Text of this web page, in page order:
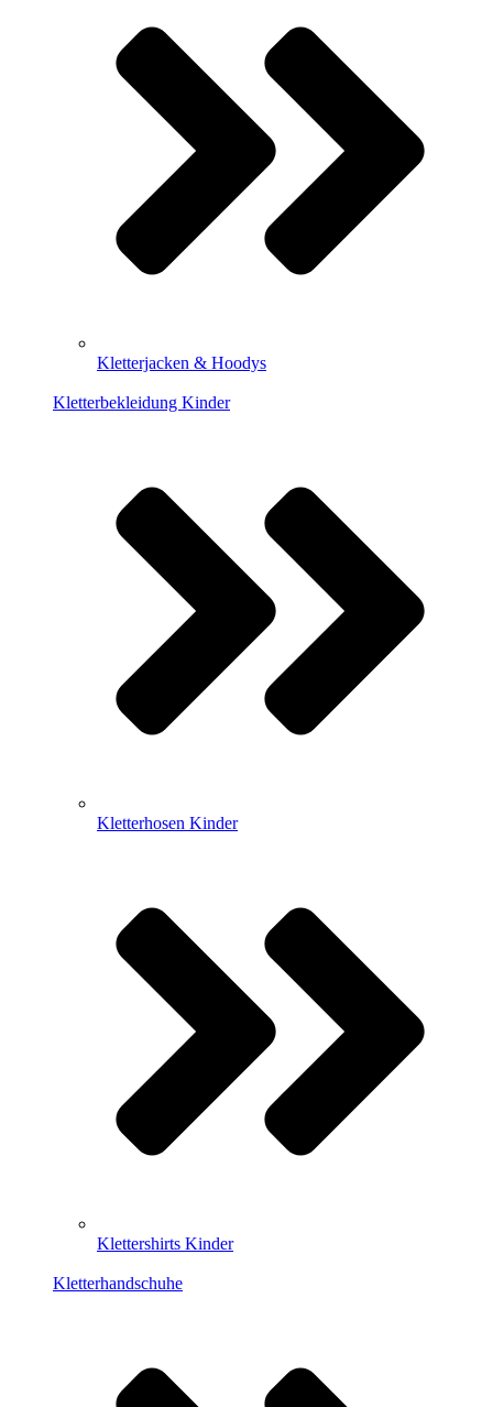
Kletterjacken & Hoodys
Kletterbekleidung Kinder
Kletterhosen Kinder
Klettershirts Kinder
Kletterhandschuhe